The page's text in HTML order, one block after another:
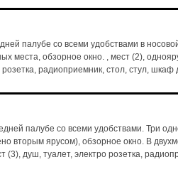
палубе со всеми удобствами в
места, обзорное окно. , мест (2),
розетка, радиоприемник, стол, стул,
палубе со всеми удобствами. Три
вторым ярусом), обзорное окно. В
душ, туалет, электро розетка,